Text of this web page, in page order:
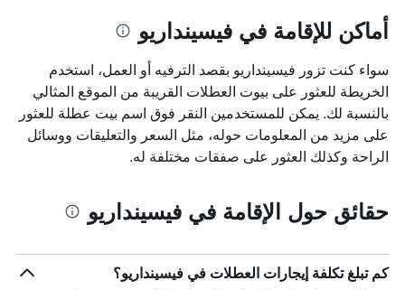
سعر
غرفة
أماكن للإقامة في فيسينداريو
سواء كنت تزور فيسينداريو بقصد الترفيه أو العمل، استخدم
الخريطة للعثور على بيوت العطلات القريبة من الموقع المثالي
بالنسبة لك. يمكن للمستخدمين النقر فوق اسم بيت عطلة للعثور
على مزيد من المعلومات حوله، مثل السعر والتعليقات ووسائل
الراحة وكذلك العثور على صفقات مختلفة له.
حقائق حول الإقامة في فيسينداريو
كم تبلغ تكلفة إيجارات العطلات في فيسينداريو؟